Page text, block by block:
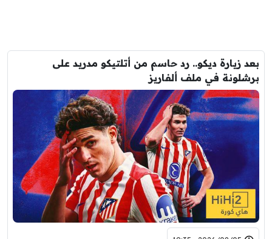
بعد زيارة ديكو.. رد حاسم من أتلتيكو مدريد على
برشلونة في ملف ألفاريز